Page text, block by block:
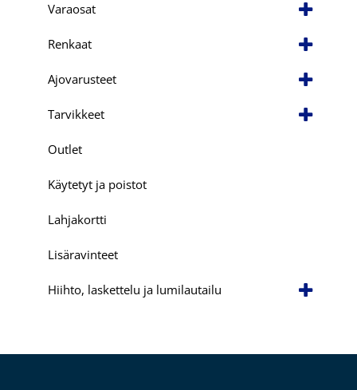
Varaosat
Renkaat
Ajovarusteet
Tarvikkeet
Outlet
Käytetyt ja poistot
Lahjakortti
Lisäravinteet
Hiihto, laskettelu ja lumilautailu